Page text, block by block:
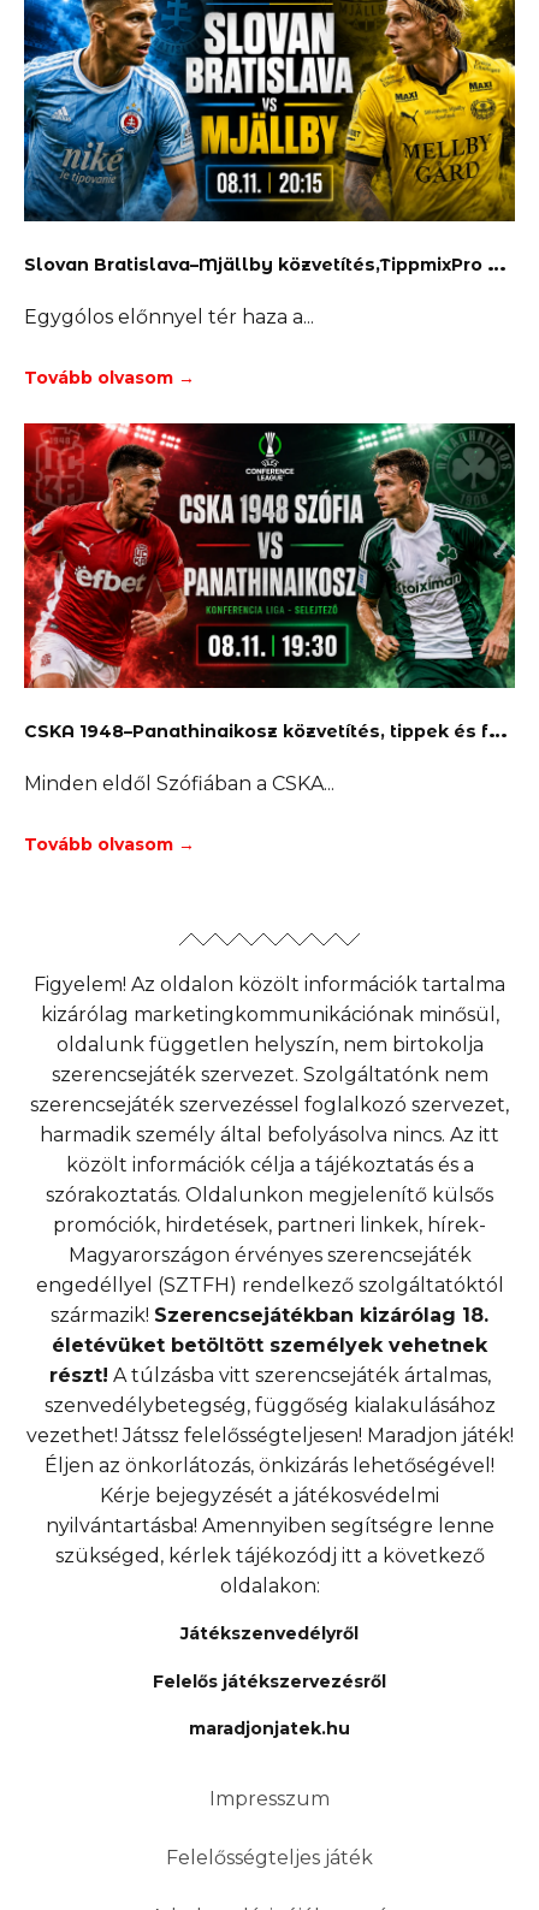
S
lovan Bratislava–Mjällby közvetítés,TippmixPro stream,fogadási tippek
Egygólos előnnyel tér haza a
Tovább olvasom →
C
SKA 1948–Panathinaikosz közvetítés, tippek és fogadás
Minden eldől Szófiában a CSKA
Tovább olvasom →
Figyelem! Az oldalon közölt információk tartalma
kizárólag marketingkommunikációnak minősül,
oldalunk független helyszín, nem birtokolja
szerencsejáték szervezet. Szolgáltatónk nem
szerencsejáték szervezéssel foglalkozó szervezet,
harmadik személy által befolyásolva nincs. Az itt
közölt információk célja a tájékoztatás és a
szórakoztatás. Oldalunkon megjelenítő külsős
promóciók, hirdetések, partneri linkek, hírek-
Magyarországon érvényes szerencsejáték
engedéllyel (SZTFH) rendelkező szolgáltatóktól
származik! Szerencsejátékban kizárólag 18.
életévüket betöltött személyek vehetnek
részt! A túlzásba vitt szerencsejáték ártalmas,
szenvedélybetegség, függőség kialakulásához
vezethet! Játssz felelősségteljesen! Maradjon játék!
Éljen az önkorlátozás, önkizárás lehetőségével!
Kérje bejegyzését a játékosvédelmi
nyilvántartásba! Amennyiben segítségre lenne
szükséged, kérlek tájékozódj itt a következő
oldalakon:
Játékszenvedélyről
Felelős játékszervezésről
maradjonjatek.hu
Impresszum
Felelősségteljes játék